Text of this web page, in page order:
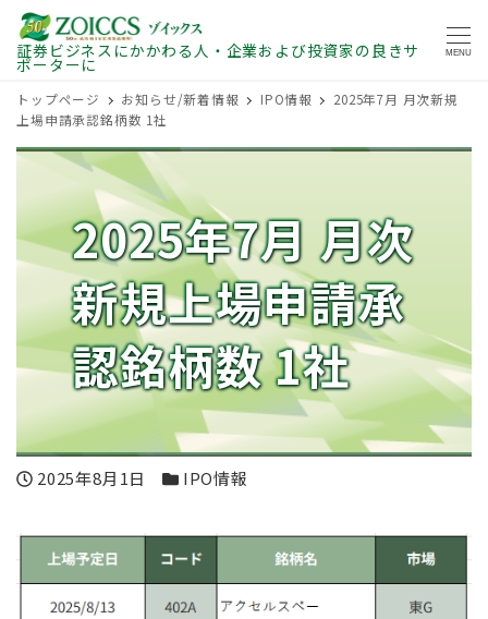
証券ビジネスにかかわる人・企業および投資家の良きサ
ポーターに
MENU
トップページ お知らせ/新着情報 IPO情報
2025年7月 月次新規
上場申請承認銘柄数 1社
2025年7月 月次
新規上場申請承
認銘柄数 1社
投稿日
2025年8月1日 カテゴリー
IPO情報